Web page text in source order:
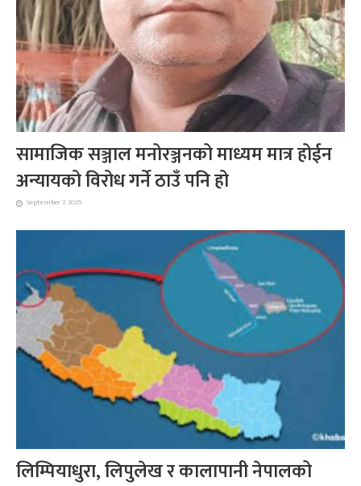
सामाजिक सञ्जाल मनोरञ्जनको माध्यम मात्र होईन
अन्यायको विरोध गर्ने ठाउँ पनि हो
September 7, 2025
लिम्पियाधुरा, लिपुलेख र कालापानी नेपालको